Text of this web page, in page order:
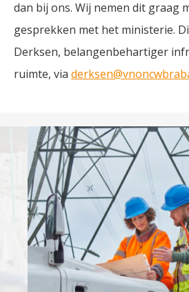
dan bij ons. Wij nemen dit graag
gesprekken met het ministerie.
Derksen, belangenbehartiger
ruimte, via